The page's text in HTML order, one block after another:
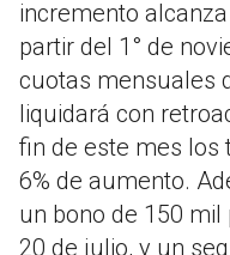
incremento
partir del 1° de
cuotas mensuales
liquidará con
fin de este mes los
6% de aumento.
un bono de 150
20 de julio, y un